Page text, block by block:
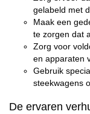
gelabeld met
Maak een
te zorgen dat
Zorg voor
en apparaten
Gebruik
steekwagens
De ervaren